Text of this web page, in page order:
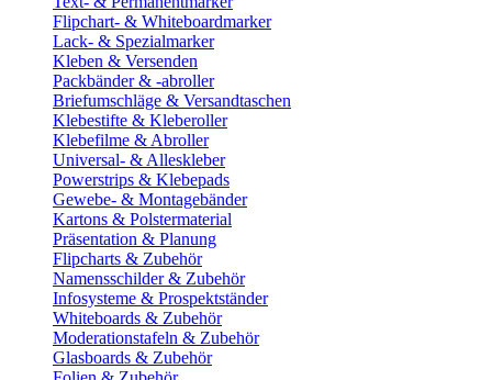
Flipchart- & Whiteboardmarker
Lack- & Spezialmarker
Kleben & Versenden
Packbänder & -abroller
Briefumschläge & Versandtaschen
Klebestifte & Kleberoller
Klebefilme & Abroller
Universal- & Alleskleber
Powerstrips & Klebepads
Gewebe- & Montagebänder
Kartons & Polstermaterial
Präsentation & Planung
Flipcharts & Zubehör
Namensschilder & Zubehör
Infosysteme & Prospektständer
Whiteboards & Zubehör
Moderationstafeln & Zubehör
Glasboards & Zubehör